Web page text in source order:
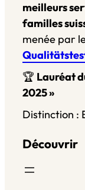
meilleurs
familles
menée par
🏆 Lauréat
2025 »
Distinction :
Découvrir